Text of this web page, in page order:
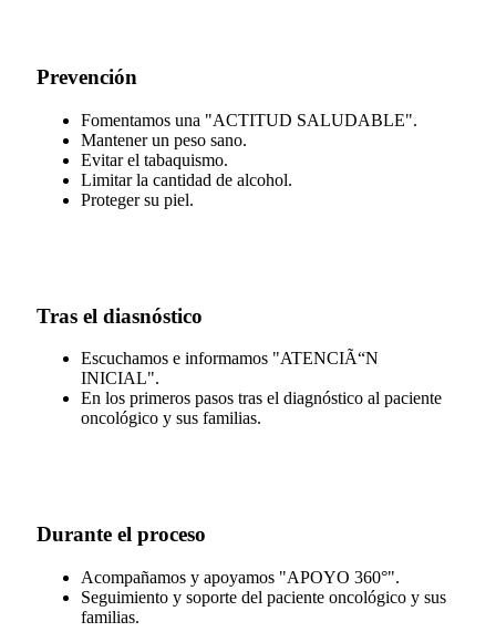
Prevención
Fomentamos una "ACTITUD SALUDABLE".
Mantener un peso sano.
Evitar el tabaquismo.
Limitar la cantidad de alcohol.
Proteger su piel.
Tras el diasnóstico
Escuchamos e informamos "ATENCIÃ“N
INICIAL".
En los primeros pasos tras el diagnóstico al paciente
oncológico y sus familias.
Durante el proceso
Acompañamos y apoyamos "APOYO 360°".
Seguimiento y soporte del paciente oncológico y sus
familias.